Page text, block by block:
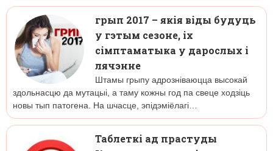
грып 2017 – якія віды будуць
у гэтым сезоне, іх
сімптаматыка у дарослых і
лячэнне
Штамы грыпу адрозніваюцца высокай
здольнасцю да мутацыі, а таму кожны год па свеце ходзіць
новы тып патогена. На шчасце, эпідэміёлагі…
Таблеткі ад прастуды